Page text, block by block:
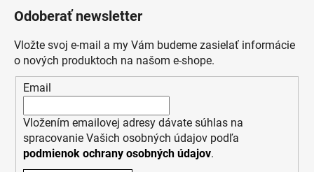
Odoberať newsletter
Vložte svoj e-mail a my Vám budeme zasielať informácie
o nových produktoch na našom e-shope.
Email
Vložením emailovej adresy dávate súhlas na
spracovanie Vašich osobných údajov podľa
podmienok ochrany osobných údajov.